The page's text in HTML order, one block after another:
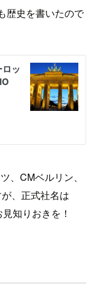
歴史を書いたので
、CMベルリン、
、正式社名は
知りおきを！